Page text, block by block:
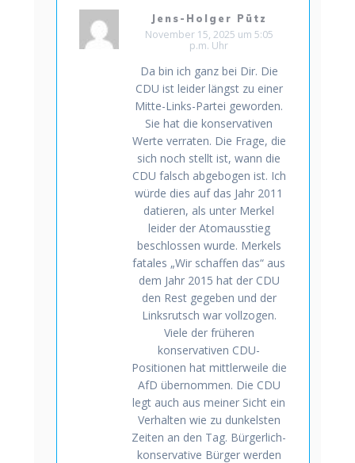
Jens-Holger Pütz
November 15, 2025 um 5:05
p.m. Uhr
Da bin ich ganz bei Dir. Die
CDU ist leider längst zu einer
Mitte-Links-Partei geworden.
Sie hat die konservativen
Werte verraten. Die Frage, die
sich noch stellt ist, wann die
CDU falsch abgebogen ist. Ich
würde dies auf das Jahr 2011
datieren, als unter Merkel
leider der Atomausstieg
beschlossen wurde. Merkels
fatales „Wir schaffen das“ aus
dem Jahr 2015 hat der CDU
den Rest gegeben und der
Linksrutsch war vollzogen.
Viele der früheren
konservativen CDU-
Positionen hat mittlerweile die
AfD übernommen. Die CDU
legt auch aus meiner Sicht ein
Verhalten wie zu dunkelsten
Zeiten an den Tag. Bürgerlich-
konservative Bürger werden